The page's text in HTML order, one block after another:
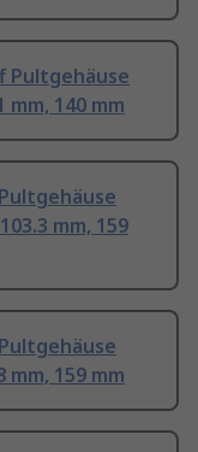
Pultgehäuse
mm, 140 mm
mm, 159
mm, 159 mm